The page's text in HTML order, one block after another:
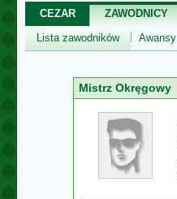
CEZAR ZAWODNICY
Lista zawodników
Awansy
Mistrz Okręgowy